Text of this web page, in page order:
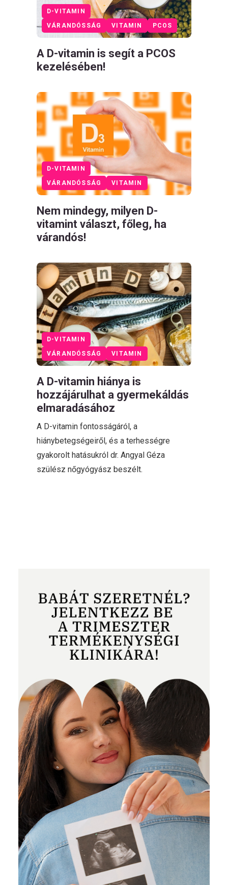
VÁRANDÓSSÁG VITAMIN PCOS
D-VITAMIN
A D-vitamin is segít a PCOS
kezelésében!
VÁRANDÓSSÁG VITAMIN
D-VITAMIN
Nem mindegy, milyen D-
vitamint választ, főleg, ha
várandós!
VÁRANDÓSSÁG VITAMIN
D-VITAMIN
A D-vitamin hiánya is
hozzájárulhat a gyermekáldás
elmaradásához
A D-vitamin fontosságáról, a
hiánybetegségeiről, és a terhességre
gyakorolt hatásukról dr. Angyal Géza
szülész nőgyógyász beszélt.